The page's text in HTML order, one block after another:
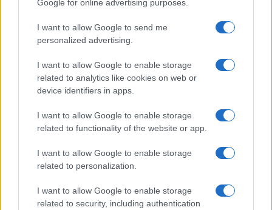
Google for online advertising purposes.
I want to allow Google to send me
personalized advertising.
I want to allow Google to enable storage
related to analytics like cookies on web or
device identifiers in apps.
I want to allow Google to enable storage
related to functionality of the website or app.
I want to allow Google to enable storage
related to personalization.
I want to allow Google to enable storage
related to security, including authentication
Continua a leggere